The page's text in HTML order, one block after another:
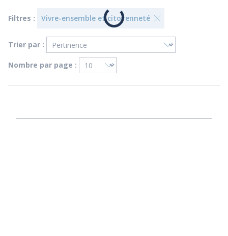
Filtres : Vivre-ensemble et citoyenneté
Trier par :
Nombre par page :